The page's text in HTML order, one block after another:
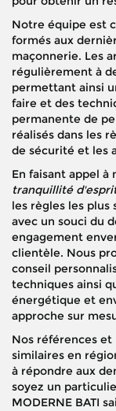
Notre équipe est
formés aux
maçonnerie. Les
régulièrement à
permettant ainsi
faire et des
permanente de
réalisés dans les
de sécurité et les
En faisant appel à
tranquillité
les règles les
avec un souci du
engagement
clientèle. Nous
conseil
techniques ainsi
énergétique et
approche sur
Nos références
similaires en
à répondre aux
soyez un
MODERNE BATI